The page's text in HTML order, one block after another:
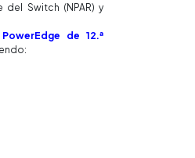
Switch (NPAR) y
PowerEdge de 12.ª